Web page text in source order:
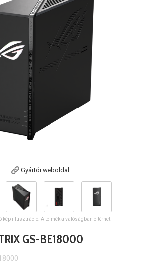
Gyártói weboldal
kép illusztráció. A termék a valóságban eltérhet.
GS-BE18000